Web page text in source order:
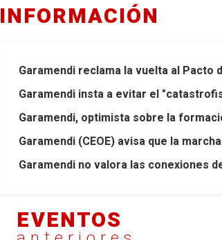
INFORMACIÓN
Garamendi reclama la vuelta al Pacto
Garamendi insta a evitar el
Garamendi, optimista sobre la
Garamendi (CEOE) avisa que la
Garamendi no valora las conexiones
EVENTOS